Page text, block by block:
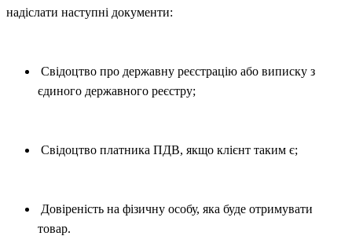
надіслати наступні документи:
Свідоцтво про державну реєстрацію або виписку з
єдиного державного реєстру;
Свідоцтво платника ПДВ, якщо клієнт таким є;
Довіреність на фізичну особу, яка буде отримувати
товар.